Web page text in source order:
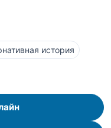
история